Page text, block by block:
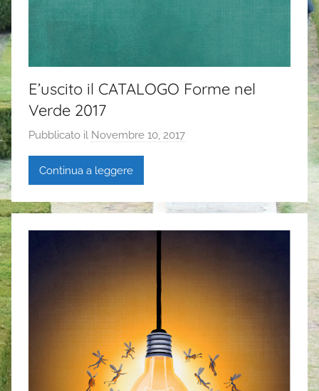
E’uscito il CATALOGO Forme nel
Verde 2017
Pubblicato il Novembre 10, 2017
a
Continua a leggere